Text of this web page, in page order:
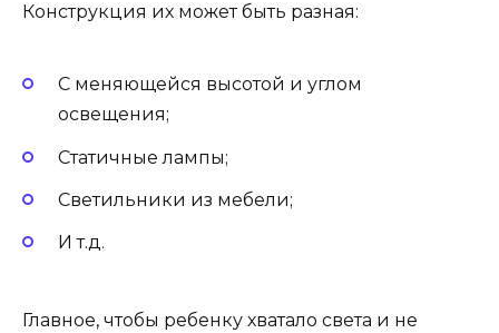
Конструкция их может быть разная:
С меняющейся высотой и углом
освещения;
Статичные лампы;
Светильники из мебели;
И т.д.
Главное, чтобы ребенку хватало света и не